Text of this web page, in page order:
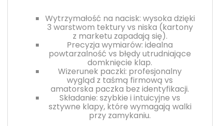
Wytrzymałość na nacisk: wysoka dzięki
3 warstwom tektury vs niska (kartony
z marketu zapadają się).
Precyzja wymiarów: idealna
powtarzalność vs błędy utrudniające
domknięcie klap.
Wizerunek paczki: profesjonalny
wygląd z taśmą firmową vs
amatorska paczka bez identyfikacji.
Składanie: szybkie i intuicyjne vs
sztywne klapy, które wymagają walki
przy zamykaniu.